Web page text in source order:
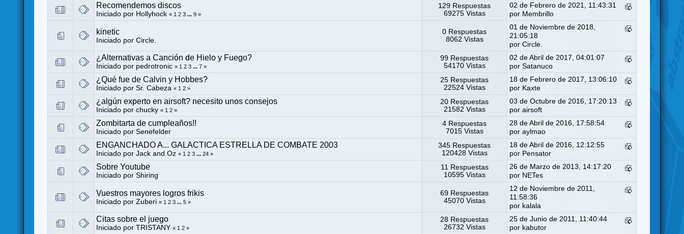
Recomendemos discos
Iniciado por Hollyhock « 1 2 3 ...9 »
129 Respuestas
69275 Vistas
02 de Febrero de 2021, 11:43:31
por Membrillo
kinetic
Iniciado porCircle.
0 Respuestas
8062 Vistas
01 de Noviembre de 2018,
21:05:18
porCircle.
¿Alternativas a Canción de Hielo y Fuego?
Iniciado por pedrotronic « 1 2 3 ...7 »
99 Respuestas
54170 Vistas
02 de Abril de 2017, 04:01:07
porSatanuco
¿Qué fue de Calvin y Hobbes?
Iniciado porSr. Cabeza « 1 2 »
25 Respuestas
22524 Vistas
18 de Febrero de 2017, 13:06:10
por Kaxte
¿algún experto en airsoft? necesito unos consejos
Iniciado porchucky « 1 2 »
20 Respuestas
21582 Vistas
03 de Octubre de 2016, 17:20:13
porairsoft
Zombitarta de cumpleaños!!
Iniciado porSenefelder
4 Respuestas
7015 Vistas
28 de Abril de 2016, 17:58:54
poraylmao
ENGANCHADO A... GALACTICA ESTRELLA DE COMBATE 2003
Iniciado porJack and Oz « 1 2 3 ...24 »
345 Respuestas
120428 Vistas
18 de Abril de 2016, 12:12:55
por Pensator
Sobre Youtube
Iniciado porShiring
11 Respuestas
10595 Vistas
26 de Marzo de 2013, 14:17:20
por NETes
Vuestros mayores logros frikis
Iniciado por Zuberi« 1 2 3 ...5 »
69 Respuestas
45070 Vistas
12 de Noviembre de 2011,
11:58:36
por kalala
Citas sobre el juego
Iniciado porTRISTANY « 1 2 »
28 Respuestas
26732 Vistas
25 de Junio de 2011, 11:40:44
por kabutor